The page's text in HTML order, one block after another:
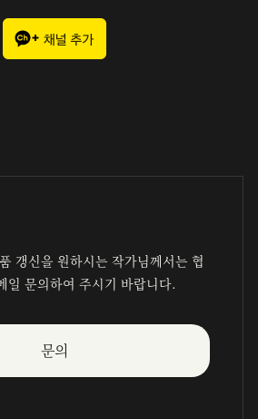
갱신을 원하시는 작가님께서는 협
일 문의하여 주시기 바랍니다.
문의